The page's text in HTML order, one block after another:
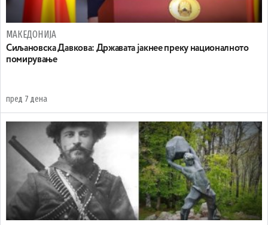
МАКЕДОНИЈА
Сиљановска Давкова: Државата јакнее преку националното
помирување
пред 7 дена